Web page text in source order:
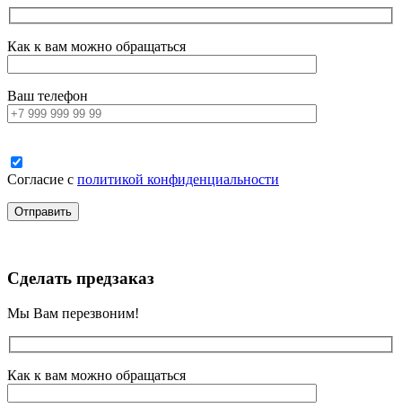
Как к вам можно обращаться
Ваш телефон
Согласие с политикой конфиденциальности
Сделать предзаказ
Мы Вам перезвоним!
Как к вам можно обращаться